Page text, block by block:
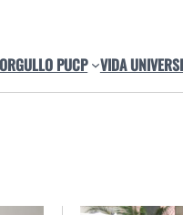
ORGULLO PUCP VIDA